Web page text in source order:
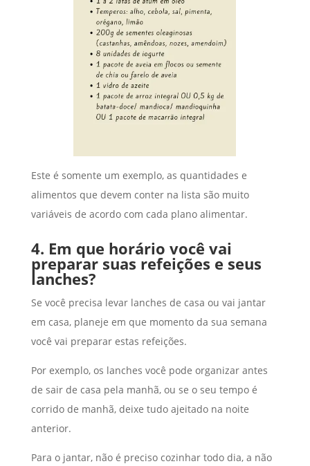
Este é somente um exemplo, as quantidades e
alimentos que devem conter na lista são muito
variáveis de acordo com cada plano alimentar.
4. Em que horário você vai
preparar suas refeições e seus
lanches?
Se você precisa levar lanches de casa ou vai jantar
em casa, planeje em que momento da sua semana
você vai preparar estas refeições.
Por exemplo, os lanches você pode organizar antes
de sair de casa pela manhã, ou se o seu tempo é
corrido de manhã, deixe tudo ajeitado na noite
anterior.
Para o jantar, não é preciso cozinhar todo dia, a não